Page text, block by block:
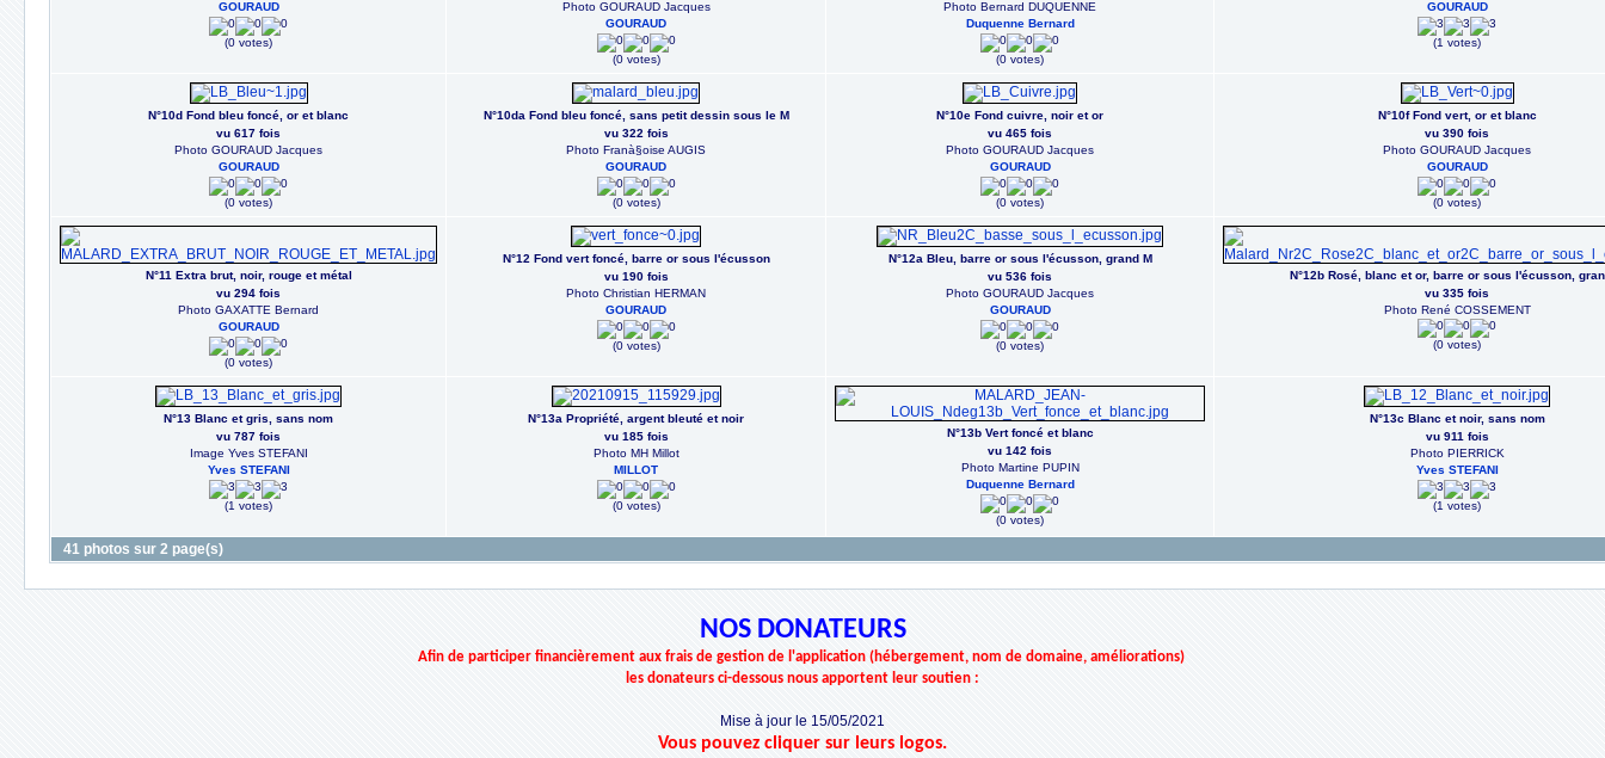
GOURAUD
(0 votes)
Photo GOURAUD Jacques
GOURAUD
(0 votes)
Photo Bernard DUQUENNE
Duquenne Bernard
(0 votes)
GOURAUD
(1 votes)
N°10d Fond bleu foncé, or et blanc
vu 617 fois
Photo GOURAUD Jacques
GOURAUD
(0 votes)
N°10da Fond bleu foncé, sans petit dessin sous le M
vu 322 fois
Photo Franà§oise AUGIS
GOURAUD
(0 votes)
N°10e Fond cuivre, noir et or
vu 465 fois
Photo GOURAUD Jacques
GOURAUD
(0 votes)
N°10f Fond vert, or et blanc
vu 390 fois
Photo GOURAUD Jacques
GOURAUD
(0 votes)
N°11 Extra brut, noir, rouge et métal
vu 294 fois
Photo GAXATTE Bernard
GOURAUD
(0 votes)
N°12 Fond vert foncé, barre or sous l'écusson
vu 190 fois
Photo Christian HERMAN
GOURAUD
(0 votes)
N°12a Bleu, barre or sous l'écusson, grand M
vu 536 fois
Photo GOURAUD Jacques
GOURAUD
(0 votes)
N°12b Rosé, blanc et or, barre or sous l'écusson,
vu 335 fois
Photo René COSSEMENT
(0 votes)
N°13 Blanc et gris, sans nom
vu 787 fois
Image Yves STEFANI
Yves STEFANI
(1 votes)
N°13a Propriété, argent bleuté et noir
vu 185 fois
Photo MH Millot
MILLOT
(0 votes)
N°13b Vert foncé et blanc
vu 142 fois
Photo Martine PUPIN
Duquenne Bernard
(0 votes)
N°13c Blanc et noir, sans nom
vu 911 fois
Photo PIERRICK
Yves STEFANI
(1 votes)
41 photos sur 2 page(s)
NOS DONATEURS
Afin de participer financièrement aux frais de gestion de l'application (hébergement, nom de domaine, améliorations)
les donateurs ci-dessous nous apportent leur soutien :
Mise à jour le 15/05/2021
Vous pouvez cliquer sur leurs logos.